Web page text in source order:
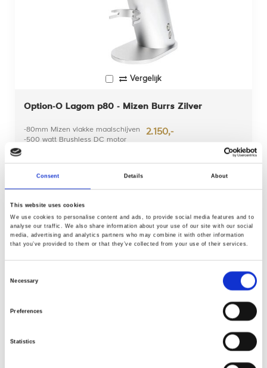
Consent Details About
This website uses cookies
We use cookies to personalise content and ads, to provide social media features and to
analyse our traffic. We also share information about your use of our site with our social
media, advertising and analytics partners who may combine it with other information
that you’ve provided to them or that they’ve collected from your use of their services.
Necessary
Preferences
Statistics
Vergelijk
Option-O Lagom p80 - Mizen Burrs Zilver
-80mm Mizen vlakke maalschijven
-500 watt Brushless DC motor
2.150,-
Advies nodig van
onze expert?
2.150,-